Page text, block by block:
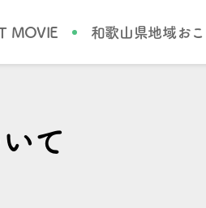
MOVIE 和歌山県地域お
て